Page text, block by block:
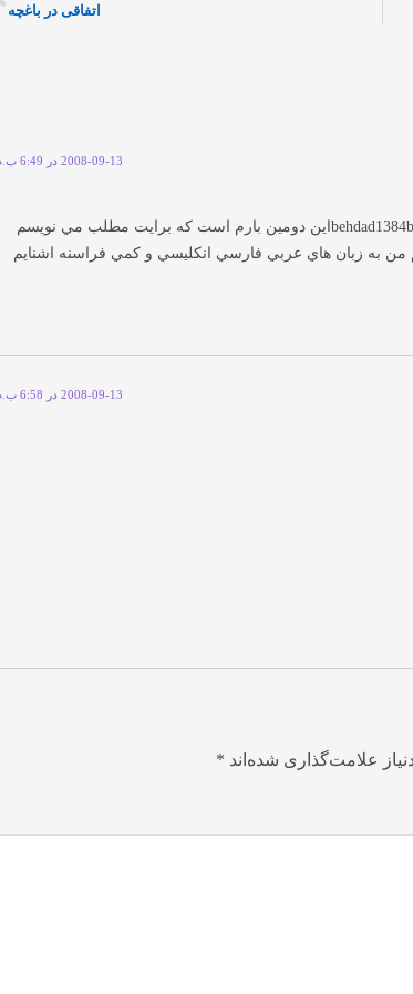
اتفاقی در باغچه
2008-09-13 در 6:49 ب.ظ
شما مي توانيد به وبلاكم سري بزنيد behdad1384blogfa.comاين دومين بارم است كه برايت مطلب مي نويسم
به زبان هاي عربي فارسي انكليسي و كمي فراسنه اشنايم
2008-09-13 در 6:58 ب.ظ
علامت‌گذاری شده‌اند *